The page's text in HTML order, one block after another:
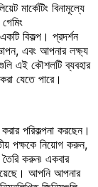
মার্কেটিং বিনামূল্যে
বিকল্প। প্রদর্শন
এবং আপনার লক্ষ্য
এই কৌশলটি ব্যবহার
যেতে পারে।
পরিকল্পনা করছেন।
পক্ষকে নিয়োগ করুন,
করুন৷ একবার
আপনি আপনার